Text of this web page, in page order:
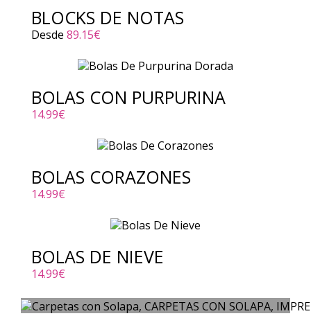
BLOCKS DE NOTAS
Desde 89.15€
BOLAS CON PURPURINA
14.99€
BOLAS CORAZONES
14.99€
BOLAS DE NIEVE
14.99€